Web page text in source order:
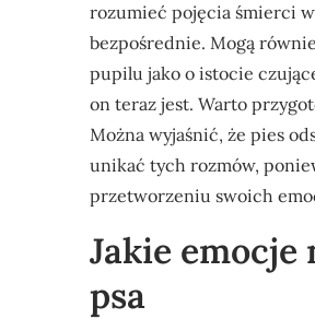
rozumieć pojęcia śmierci
bezpośrednie. Mogą
pupilu jako o istocie
on teraz jest. Warto
Można wyjaśnić, że pies
unikać tych rozmów,
przetworzeniu swoich
Jakie
psa